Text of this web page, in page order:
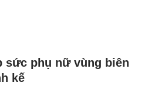
sức phụ nữ vùng biên
kế